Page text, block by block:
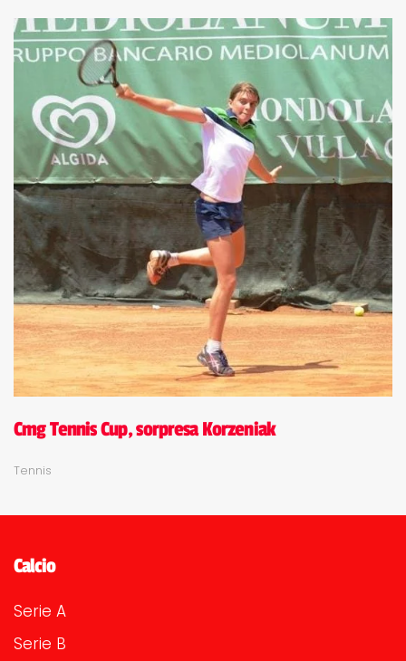
Cmg Tennis Cup, sorpresa Korzeniak
Tennis
Calcio
Serie A
Serie B